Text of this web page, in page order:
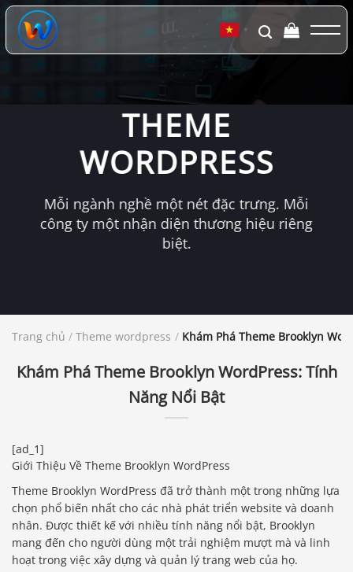
Chuyển
đến
dung
▼
THEME
WORDPRESS
Mỗi ngành nghề một nét đặc trưng. Mỗi
công ty một nhận diện thương hiệu riêng
biệt.
Trang chủ / Theme wordpress / Khám Phá Theme Brooklyn
Khám Phá Theme Brooklyn WordPress: Tính
Năng Nổi Bật
[ad_1]
Giới Thiệu Về Theme Brooklyn WordPress
Theme Brooklyn WordPress đã trở thành một trong những lựa
chọn phổ biến nhất cho các nhà phát triển website và doanh
nhân. Được thiết kế với nhiều tính năng nổi bật, Brooklyn
mang đến cho người dùng một trải nghiệm mượt mà và linh
hoạt trong việc xây dựng và quản lý trang web của họ.